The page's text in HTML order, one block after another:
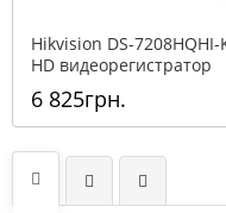
Hikvision DS-
HD видеорегистратор
6 825грн.